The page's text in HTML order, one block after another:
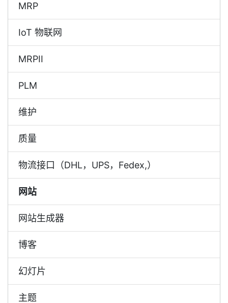
MRP
IoT 物联网
MRPII
PLM
维护
质量
物流接口（DHL，UPS，Fedex,）
网站
网站生成器
博客
幻灯片
主题